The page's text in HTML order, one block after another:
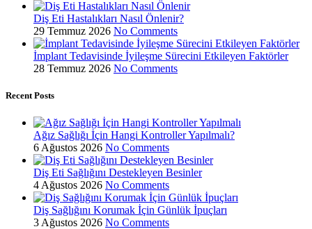
Diş Eti Hastalıkları Nasıl Önlenir?
29 Temmuz 2026 No Comments
İmplant Tedavisinde İyileşme Sürecini Etkileyen Faktörler
28 Temmuz 2026 No Comments
Recent Posts
Ağız Sağlığı İçin Hangi Kontroller Yapılmalı?
6 Ağustos 2026 No Comments
Diş Eti Sağlığını Destekleyen Besinler
4 Ağustos 2026 No Comments
Diş Sağlığını Korumak İçin Günlük İpuçları
3 Ağustos 2026 No Comments